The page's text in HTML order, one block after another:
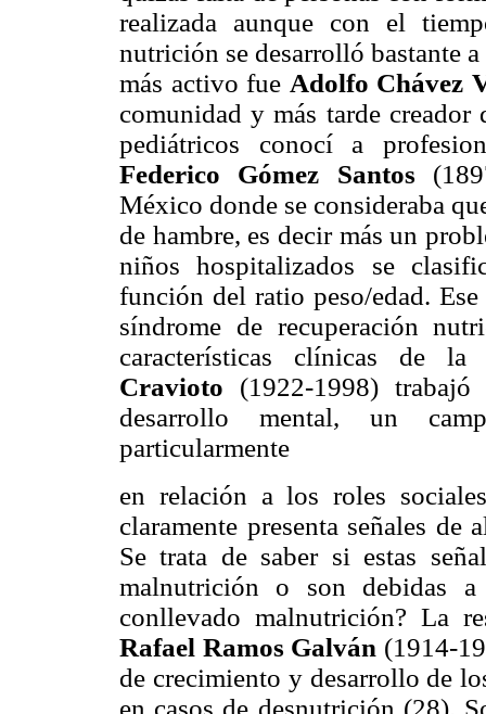
realizada aunque con el
nutrición se desarrolló bastante
más activo fue Adolfo Chávez
comunidad y más tarde
pediátricos conocí a
Federico Gómez Santos
México donde se consideraba
de hambre, es decir más un
niños hospitalizados se
función del ratio peso/edad.
síndrome de recuperación
características clínicas de
Cravioto (1922-1998)
desarrollo mental, un
particularmente
en relación a los roles
claramente presenta señales
Se trata de saber si estas
malnutrición o son debidas
conllevado malnutrición? La
Rafael Ramos Galván (1914-
de crecimiento y desarrollo de
en casos de desnutrición (28).